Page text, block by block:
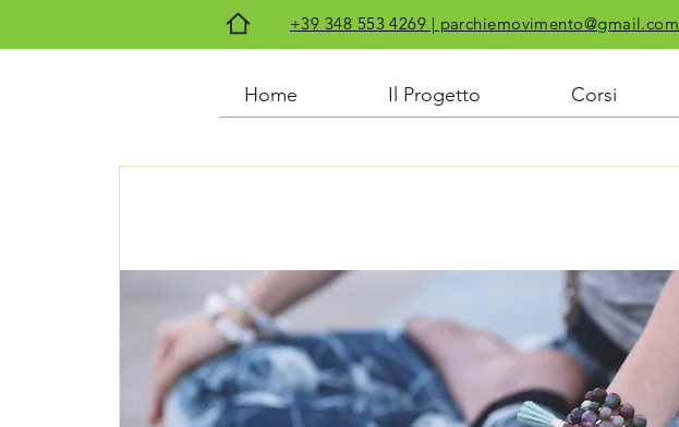
+39 348 553 4269 | parchiemovimento@gmail.com
Home Il Progetto Corsi